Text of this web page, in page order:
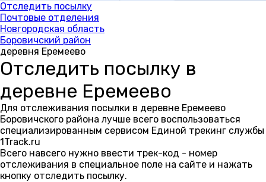
Отследить посылку
Почтовые отделения
Новгородская область
Боровичский район
деревня Еремеево
Отследить посылку в
деревне Еремеево
Для отслеживания посылки в деревне Еремеево
Боровичского района лучше всего воспользоваться
специализированным сервисом Единой трекинг службы
1Track.ru
Всего навсего нужно ввести трек-код - номер
отслеживания в специальное поле на сайте и нажать
кнопку отследить посылку.